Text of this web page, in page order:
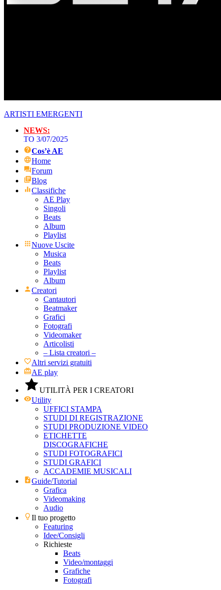
ARTISTI EMERGENTI
NEWS:
3/07/2025
Cos’è AE
Home
Forum
Blog
Classifiche
AE Play
Singoli
Beats
Album
Playlist
Nuove Uscite
Musica
Beats
Playlist
Album
Creatori
Cantautori
Beatmaker
Grafici
Fotografi
Videomaker
Articolisti
– Lista creatori –
Altri servizi gratuiti
AE play
UTILITÀ PER I CREATORI
Utility
UFFICI STAMPA
STUDI DI REGISTRAZIONE
STUDI PRODUZIONE VIDEO
ETICHETTE
DISCOGRAFICHE
STUDI FOTOGRAFICI
STUDI GRAFICI
ACCADEMIE MUSICALI
Guide/Tutorial
Grafica
Videomaking
Audio
Il tuo progetto
Featuring
Idee/Consigli
Richieste
Beats
Video/montaggi
Grafiche
Fotografi